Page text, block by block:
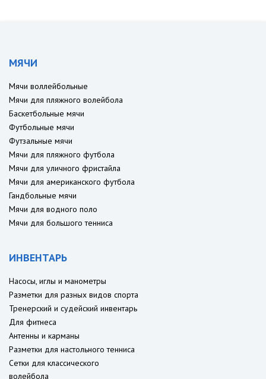
МЯЧИ
Мячи воллейбольные
Мячи для пляжного волейбола
Баскетбольные мячи
Футбольные мячи
Футзальные мячи
Мячи для пляжного футбола
Мячи для уличного фристайла
Мячи для американского футбола
Гандбольные мячи
Мячи для водного поло
Мячи для большого тенниса
ИНВЕНТАРЬ
Насосы, иглы и манометры
Разметки для разных видов спорта
Тренерский и судейский инвентарь
Для фитнеса
Антенны и карманы
Разметки для настольного тенниса
Сетки для классического
волейбола